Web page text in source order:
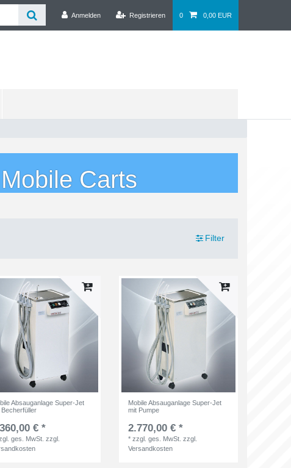
Anmelden Registrieren 0 0,00 EUR
Carts
Filter
Absauganlage Super-Jet
Becherfüller
€ *
ges. MwSt. zzgl.
Mobile Absauganlage Super-Jet
mit Pumpe
2.770,00 € *
*zzgl. ges. MwSt. zzgl.
Versandkosten